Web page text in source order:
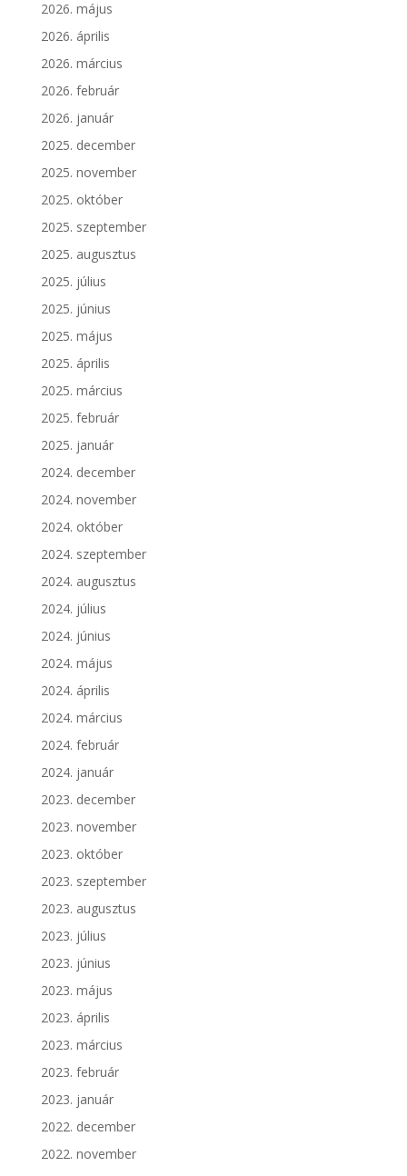
2026. május
2026. április
2026. március
2026. február
2026. január
2025. december
2025. november
2025. október
2025. szeptember
2025. augusztus
2025. július
2025. június
2025. május
2025. április
2025. március
2025. február
2025. január
2024. december
2024. november
2024. október
2024. szeptember
2024. augusztus
2024. július
2024. június
2024. május
2024. április
2024. március
2024. február
2024. január
2023. december
2023. november
2023. október
2023. szeptember
2023. augusztus
2023. július
2023. június
2023. május
2023. április
2023. március
2023. február
2023. január
2022. december
2022. november